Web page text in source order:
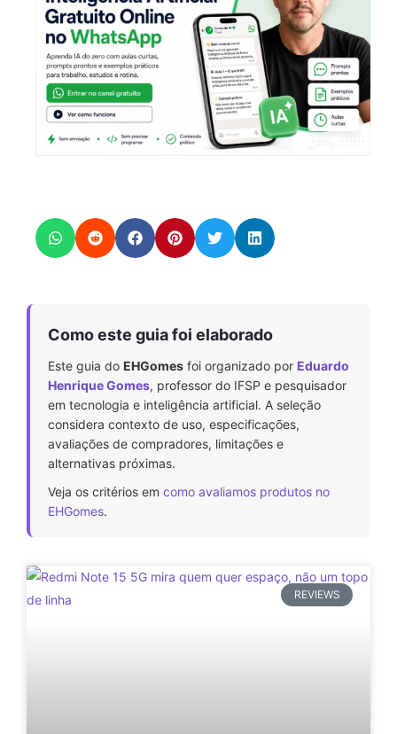
Como este guia foi elaborado
Este guia do EHGomes foi organizado por Eduardo
Henrique Gomes, professor do IFSP e pesquisador
em tecnologia e inteligência artificial. A seleção
considera contexto de uso, especificações,
avaliações de compradores, limitações e
alternativas próximas.
Veja os critérios em como avaliamos produtos no
EHGomes.
REVIEWS